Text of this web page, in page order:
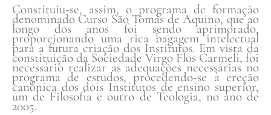
Constituiu-se, assim, o programa de formação
denominado Curso São Tomás de Aquino, que ao
longo dos anos foi sendo aprimorado,
proporcionando uma rica bagagem intelectual
para a futura criação dos Institutos. Em vista da
constituição da Sociedade Virgo Flos Carmeli, foi
necessário realizar as adequações necessárias no
programa de estudos, procedendo-se à ereção
canônica dos dois Institutos de ensino superior,
um de Filosofia e outro de Teologia, no ano de
2005.